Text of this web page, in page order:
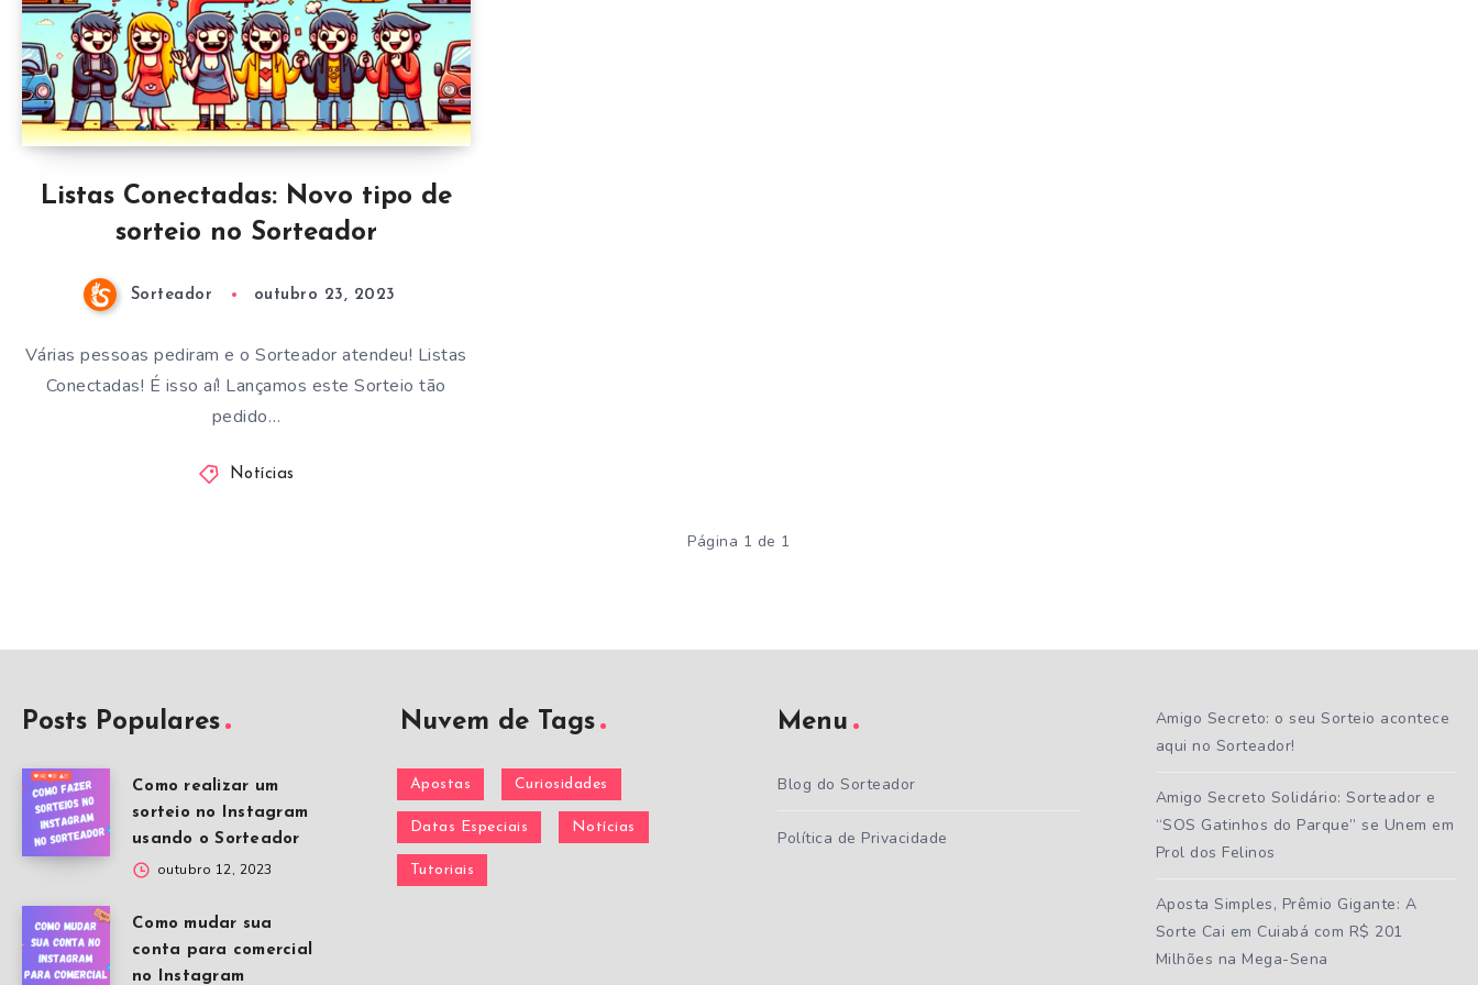
Listas Conectadas: Novo tipo de
sorteio no Sorteador
Sorteador outubro 23, 2023
Várias pessoas pediram e o Sorteador atendeu! Listas
Conectadas! É isso aí! Lançamos este Sorteio tão
pedido…
Notícias
Página 1 de 1
Posts Populares
Como realizar um
sorteio no Instagram
usando o Sorteador
outubro 12, 2023
Como mudar sua
conta para comercial
no Instagram
Nuvem de Tags
Apostas Curiosidades
Datas Especiais Notícias
Tutoriais
Menu
Blog do Sorteador
Política de Privacidade
Amigo Secreto: o seu Sorteio acontece
aqui no Sorteador!
Amigo Secreto Solidário: Sorteador e
“SOS Gatinhos do Parque” se Unem em
Prol dos Felinos
Aposta Simples, Prêmio Gigante: A
Sorte Cai em Cuiabá com R$ 201
Milhões na Mega-Sena